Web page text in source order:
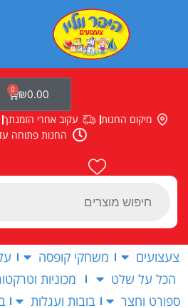
Products
₪0.00
0
עגלת
קניות
מיקום החנות עקוב אחרי הזמנתך
החנות פתוחה עד
צעצועים משחקי קופסה
הכל על שלט
מכוניות
ספורט וחצר
בובות ועגלות